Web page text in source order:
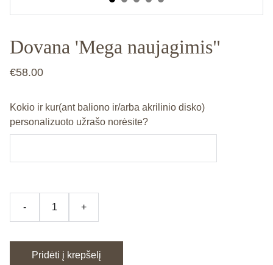
Dovana 'Mega naujagimis"
€58.00
Kokio ir kur(ant baliono ir/arba akrilinio disko)
personalizuoto užrašo norėsite?
- +
Pridėti į krepšelį